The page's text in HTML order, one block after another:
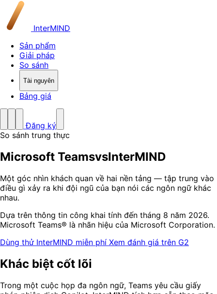
InterMIND
Sản phẩm
Giải pháp
So sánh
Tài nguyên
Bảng giá
Đăng ký
So sánh trung thực
Microsoft TeamsvsInterMIND
Một góc nhìn khách quan về hai nền tảng — tập trung vào
điều gì xảy ra khi đội ngũ của bạn nói các ngôn ngữ khác
nhau.
Dựa trên thông tin công khai tính đến tháng 8 năm 2026.
Microsoft Teams® là nhãn hiệu của Microsoft Corporation.
Dùng thử InterMIND miễn phí Xem đánh giá trên G2
Khác biệt cốt lõi
Trong một cuộc họp đa ngôn ngữ, Teams yêu cầu giấy